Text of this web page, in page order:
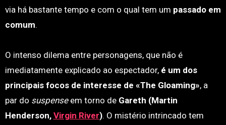
via há bastante tempo e com o qual tem um passado em
comum.
O intenso dilema entre personagens, que não é
imediatamente explicado ao espectador, é um dos
principais focos de interesse de «The Gloaming», a
par do suspenseem torno de Gareth (Martin
Henderson, Virgin River). O mistério intrincado tem